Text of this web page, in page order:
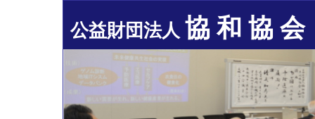
公益財団法人 協 和 協 会